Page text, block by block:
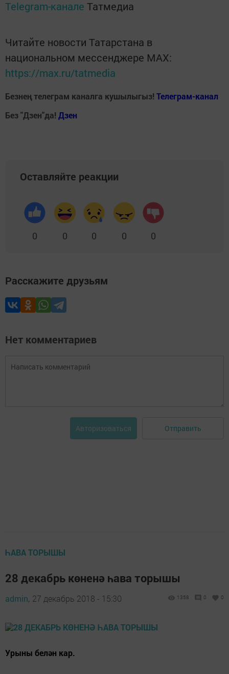
Telegram-канале Татмедиа
Читайте новости Татарстана в
национальном мессенджере MАХ:
https://max.ru/tatmedia
Безнең телеграм каналга кушылыгыз! Телеграм-канал
Без "Дзен"да! Дзен
Оставляйте реакции
0 0 0 0 0
Расскажите друзьям
Нет комментариев
Авторизоваться Отправить
ҺАВА ТОРЫШЫ
28 декабрь көненә һава торышы
admin, 27 декабрь 2018 - 15:30 1358 0 0
Урыны белән кар.